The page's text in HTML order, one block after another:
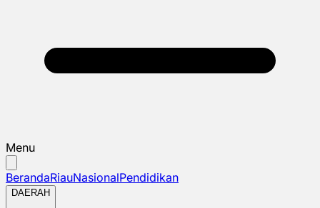
Menu
BerandaRiauNasionalPendidikan
DAERAH